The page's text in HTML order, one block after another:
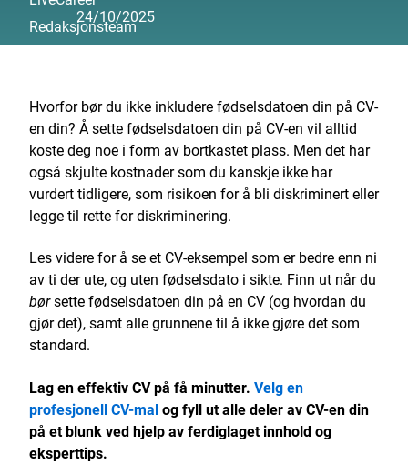
24/10/2025
Hvorfor bør du ikke inkludere fødselsdatoen din på CV-
en din? Å sette fødselsdatoen din på CV-en vil alltid
koste deg noe i form av bortkastet plass. Men det har
også skjulte kostnader som du kanskje ikke har
vurdert tidligere, som risikoen for å bli diskriminert eller
legge til rette for diskriminering.
Les videre for å se et CV-eksempel som er bedre enn ni
av ti der ute, og uten fødselsdato i sikte. Finn ut når du
børsette fødselsdatoen din på en CV (og hvordan du
gjør det), samt alle grunnene til å ikke gjøre det som
standard.
Lag en effektiv CV på få minutter. Velg en
profesjonell CV-malog fyll ut alle deler av CV-en din
på et blunk ved hjelp av ferdiglaget innhold og
eksperttips.